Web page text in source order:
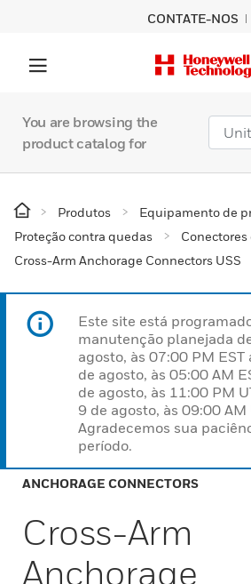
CONTATE-NOS
You are browsing the
product catalog for
Produtos
Equipamento de
Proteção contra quedas
Cross-Arm Anchorage Connectors USS
Este site está
manutenção planejada
agosto, às 07:00 PM
de agosto, às 05:00 AM
de agosto, às 11:00 PM
9 de agosto, às 09:00 AM
Agradecemos sua
período.
ANCHORAGE CONNECTORS
Cross-Arm
Anchorage